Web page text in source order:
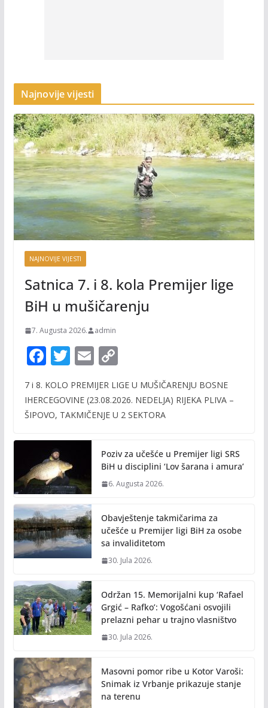
Najnovije vijesti
NAJNOVIJE VIJESTI
Satnica 7. i 8. kola Premijer lige
BiH u mušičarenju
7. Augusta 2026. admin
F
e
b
o
k
T
itt
er
E
ai
l
C
p
y
n
k
7 i 8. KOLO PREMIJER LIGE U MUŠIČARENJU BOSNE
IHERCEGOVINE (23.08.2026. NEDELJA) RIJEKA PLIVA –
ŠIPOVO, TAKMIČENJE U 2 SEKTORA
Poziv za učešće u Premijer ligi SRS
BiH u disciplini ‘Lov šarana i amura’
6. Augusta 2026.
Obavještenje takmičarima za
učešće u Premijer ligi BiH za osobe
sa invaliditetom
30. Jula 2026.
Održan 15. Memorijalni kup ‘Rafael
Grgić – Rafko’: Vogošćani osvojili
prelazni pehar u trajno vlasništvo
30. Jula 2026.
Masovni pomor ribe u Kotor Varoši:
Snimak iz Vrbanje prikazuje stanje
na terenu